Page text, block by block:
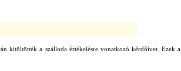
kitöltötték a szálloda értékelésre vonatkozó kérdőívet. Ezek a